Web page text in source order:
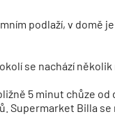
podlaží, v domě
se nachází několik
5 minut chůze
Supermarket Billa se